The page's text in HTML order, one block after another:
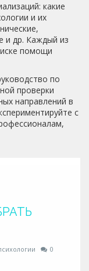
какие
и их
и др. Каждый из
помощи
по
проверки
направлений в
с
0